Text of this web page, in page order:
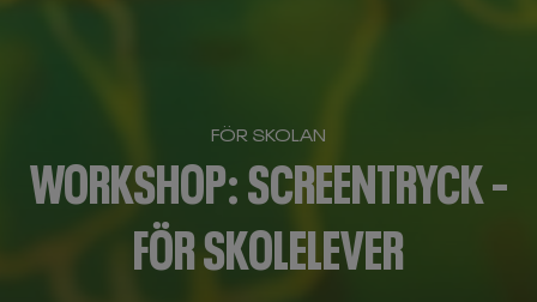
FÖR SKOLAN
WORKSHOP: SCREENTRYCK –
FÖR SKOLELEVER